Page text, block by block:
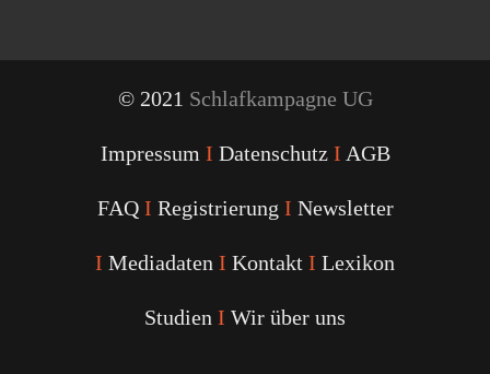
© 2021 Schlafkampagne UG
Impressum I Datenschutz I AGB
FAQ I Registrierung I Newsletter
I Mediadaten I Kontakt I Lexikon
Studien I Wir über uns